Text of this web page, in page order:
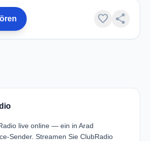
favorite share
live online — ein in Arad
Sender. Streamen Sie ClubRadio